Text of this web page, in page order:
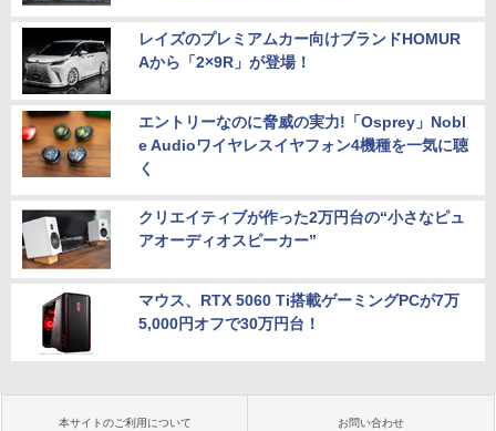
レイズのプレミアムカー向けブランドHOMUR
Aから「2×9R」が登場！
エントリーなのに脅威の実力!「Osprey」Nobl
e Audioワイヤレスイヤフォン4機種を一気に聴
く
クリエイティブが作った2万円台の“小さなピュ
アオーディオスピーカー”
マウス、RTX 5060 Ti搭載ゲーミングPCが7万
5,000円オフで30万円台！
本サイトのご利用について お問い合わせ